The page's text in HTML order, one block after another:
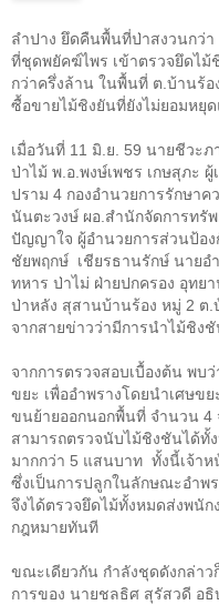
ลำปาง ยึดคืนพื้นที่ป่าสงวนกว่า
ที่ชุดพยัคฆ์ไพร เข้าตรวจยึดไ
กว่าครึ่งล้าน ในพื้นที่ ต.บ้านร้
ซื้อขายไม้ชิงยันที่ยังไม่ยอมหยุ
เมื่อวันที่ 11 มิ.ย. 59 นายชีวะ
ป่าไม้ พ.อ.พงษ์เพชร เกษสุภะ
ปราม 4 กองอำนวยการรักษา
นันตะวงษ์ ผอ.สำนักจัดการทรั
ปัญญาใจ ผู้อำนวยการส่วนป้อ
ชัยพฤกษ์ เชียรธานรักษ์ นายอ
ทหาร ป่าไม่ ฝ่ายปกครอง อุทย
ป่าหลัง สุสานบ้านร้อง หมู่ 2 ต.
จากสายข่าวว่ามีการนำไม้ชิ
จากการตรวจสอบเบื้องต้น พบ
ขยะ เพื่ออำพรางโดยนำเศษข
ขนย้ายออกนอกพื้นที่ จำนวน 4
สามารถตรวจนับไม้ชิงชันได้ทั้
มากกว่า 5 แสนบาท ทั้งนี้เจ้า
ซึ่งเป็นการปลูกในลักษณะอำพ
จึงได้ตรวจยึดไม้ทั้งหมดส่งพนั
กฎหมายทันที
ขณะเดียวกัน กำลังชุดดังกล่า
การของ นายชลธิศ สุรัสวดี อ